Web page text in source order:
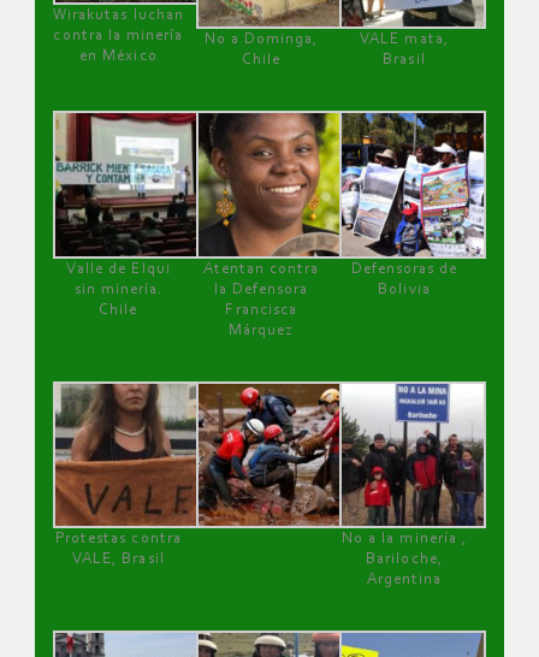
Wirakutas luchan
contra la minería
en México
No a Dominga,
Chile
VALE mata,
Brasil
Valle de Elqui
sin minería.
Chile
Atentan contra
la Defensora
Francisca
Márquez
Defensoras de
Bolivia
Protestas contra
VALE, Brasil
No a la minería ,
Bariloche,
Argentina